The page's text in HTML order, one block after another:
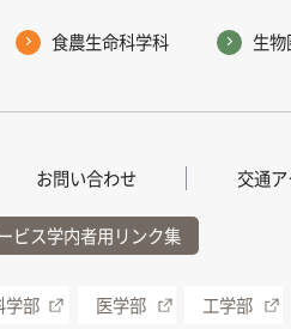
食農生命科学科 生
お問い合わせ 交通
ビス学内者用リンク集
学部 医学部 工学部